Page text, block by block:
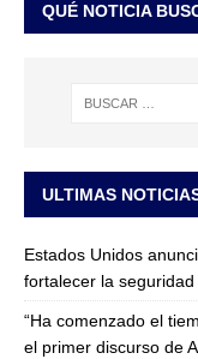
QUÉ NOTICIA
ULTIMAS
Estados Unidos
fortalecer la
“Ha comenzado el
el primer discurso de